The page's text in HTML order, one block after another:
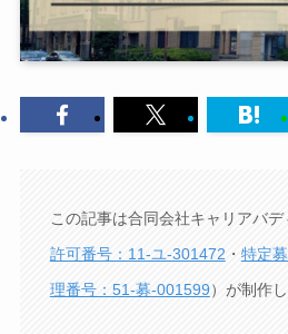
この記事は合同会社キャリアバデ
許可番号：11-ユ-301472 ・ 特定
理番号：51-募-001599）が制作し